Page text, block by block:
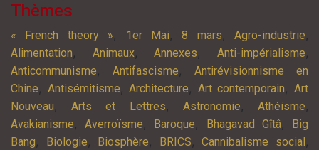
Thèmes
« French theory », 1er Mai,8 mars, Agro-industrie,
Alimentation, Animaux,Annexes,Anti-impérialisme,
Anticommunisme, Antifascisme, Antirévisionnisme en
Chine, Antisémitisme,Architecture, Art contemporain,Art
Nouveau,Arts et Lettres, Astronomie,Athéisme,
Avakianisme,Averroïsme, Baroque, Bhagavad Gîtâ,
Big
Bang, Biologie, Biosphère, BRICS,Cannibalisme social ,